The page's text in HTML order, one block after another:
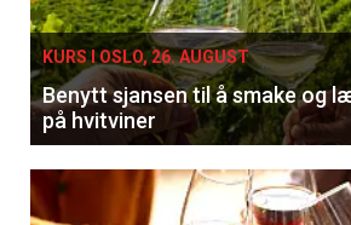
KURS I OSLO, 26. AUGUST
Benytt sjansen til å smake og
på hvitviner